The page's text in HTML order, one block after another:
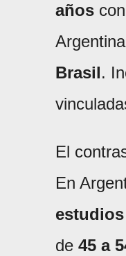
años
Brasil.
El
En
de 45 a